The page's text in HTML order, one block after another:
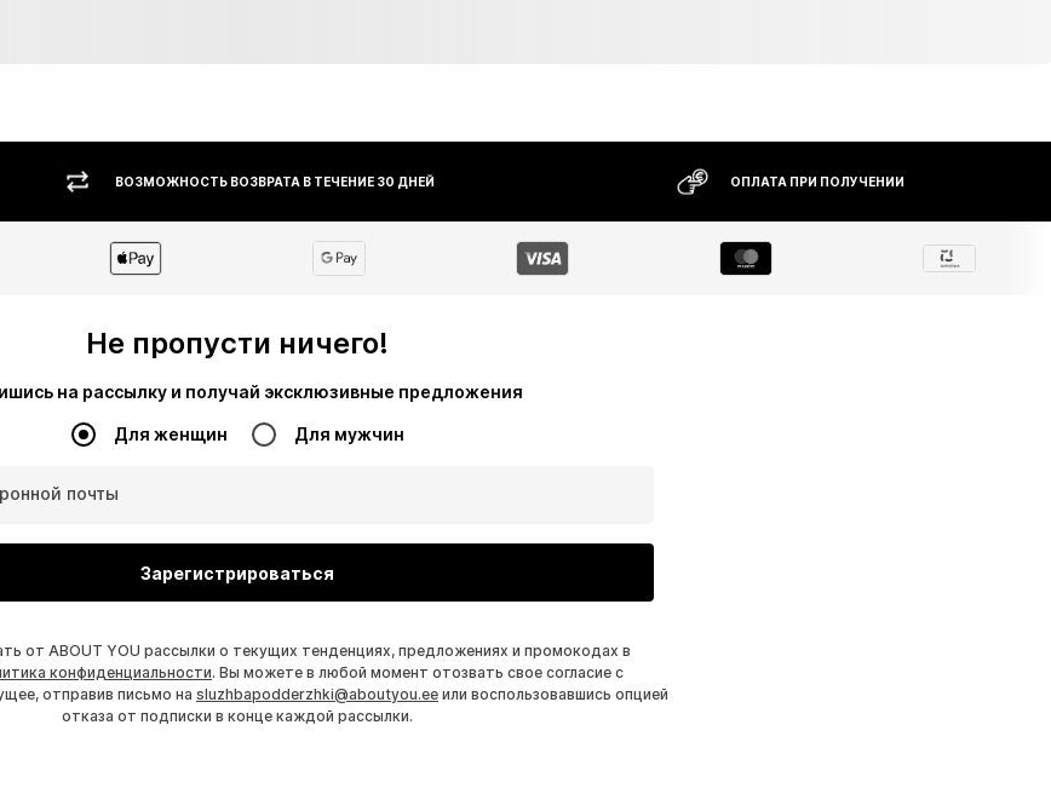
ВОЗМОЖНОСТЬ ВОЗВРАТА В ТЕЧЕНИЕ 30 ДНЕЙ ОПЛАТА ПРИ ПОЛУЧЕНИИ
Не пропусти ничего!
на рассылку и получай эксклюзивные предложения
Для женщин Для мужчин
почты
Зарегистрироваться
от ABOUT YOU рассылки о текущих тенденциях, предложениях и промокодах в
конфиденциальности. Вы можете в любой момент отозвать свое согласие с
отправив письмо на sluzhbapodderzhki@aboutyou.ee или воспользовавшись опцией
отказа от подписки в конце каждой рассылки.